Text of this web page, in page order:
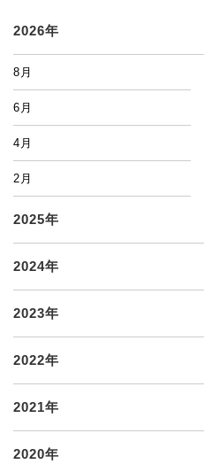
2026年
8月
6月
4月
2月
2025年
2024年
2023年
2022年
2021年
2020年